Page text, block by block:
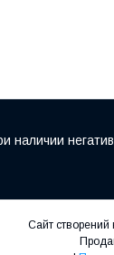
Сайт створений